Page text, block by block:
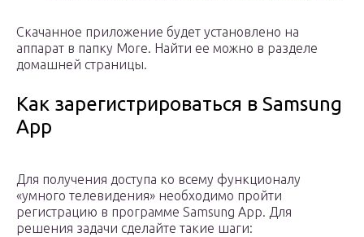
Скачанное приложение будет установлено на
аппарат в папку More. Найти ее можно в разделе
домашней страницы.
Как зарегистрироваться в Samsung
App
Для получения доступа ко всему функционалу
«умного телевидения» необходимо пройти
регистрацию в программе Samsung App. Для
решения задачи сделайте такие шаги: